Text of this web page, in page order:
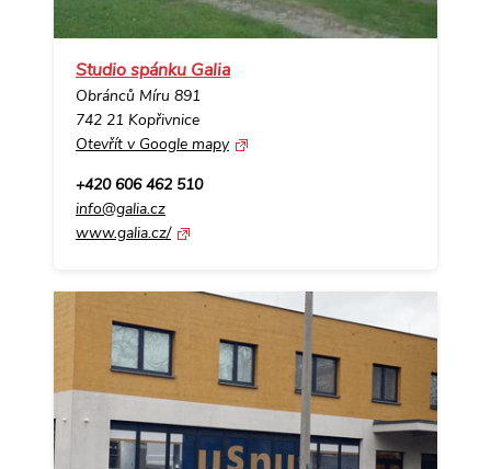
Studio spánku Galia
Obránců Míru 891
742 21 Kopřivnice
Otevřít v Google mapy
+420 606 462 510
info@galia.cz
www.galia.cz/